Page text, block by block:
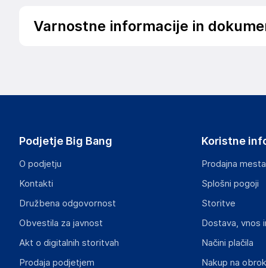
Varnostne informacije in
https://www.vidaxl.nl/
Gospodarski subjekt s sedežem v EU, ki zagotavlja
Mary Kingsleystraat 1, 5928 SK Venlo
The Netherlands
Podjetje Big Bang
O podjetju
Kontakti
Družbena odgovornost
Obvestila za javnost
Akt o digitalnih storitvah
Prodaja podjetjem
Koristne
Prodajna mesta
Splošni pogoji
Storitve
Dostava, vnos
Načini plačila
Nakup na